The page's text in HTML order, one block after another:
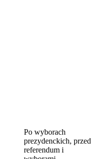
Po wyborach
prezydenckich, przed
referendum i